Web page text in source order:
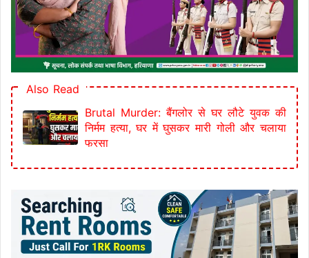
Also Read
Brutal Murder: बैंगलोर से घर लौटे युवक की
निर्मम हत्या, घर में घुसकर मारी गोली और चलाया
फरसा